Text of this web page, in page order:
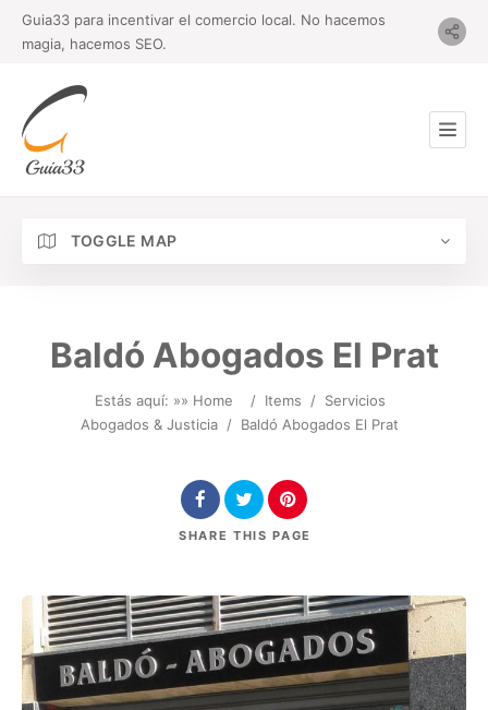
Guia33 para incentivar el comercio local. No hacemos
magia, hacemos SEO.
TOGGLE MAP
Baldó Abogados El Prat
Estás aquí: »» Home / Items / Servicios
Abogados & Justicia / Baldó Abogados El Prat
SHARE THIS PAGE